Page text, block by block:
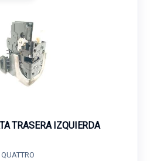
TRASERA IZQUIERDA